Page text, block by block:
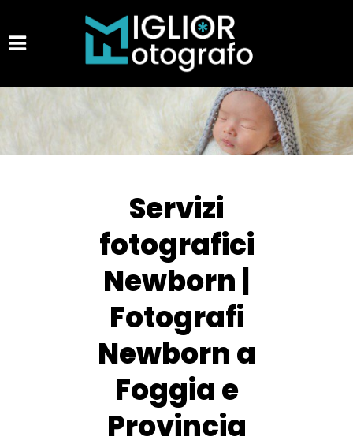
Servizi
fotografici
Newborn |
Fotografi
Newborn a
Foggia e
Provincia